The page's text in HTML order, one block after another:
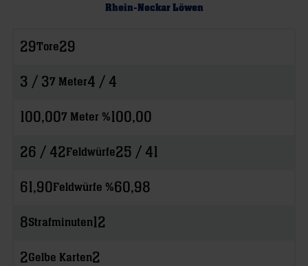
Rhein-Neckar Löwen
29Tore29
3 / 37 Meter4 / 4
100,007 Meter %100,00
26 / 42Feldwürfe25 / 41
61,90Feldwürfe %60,98
8Strafminuten12
2Gelbe Karten2